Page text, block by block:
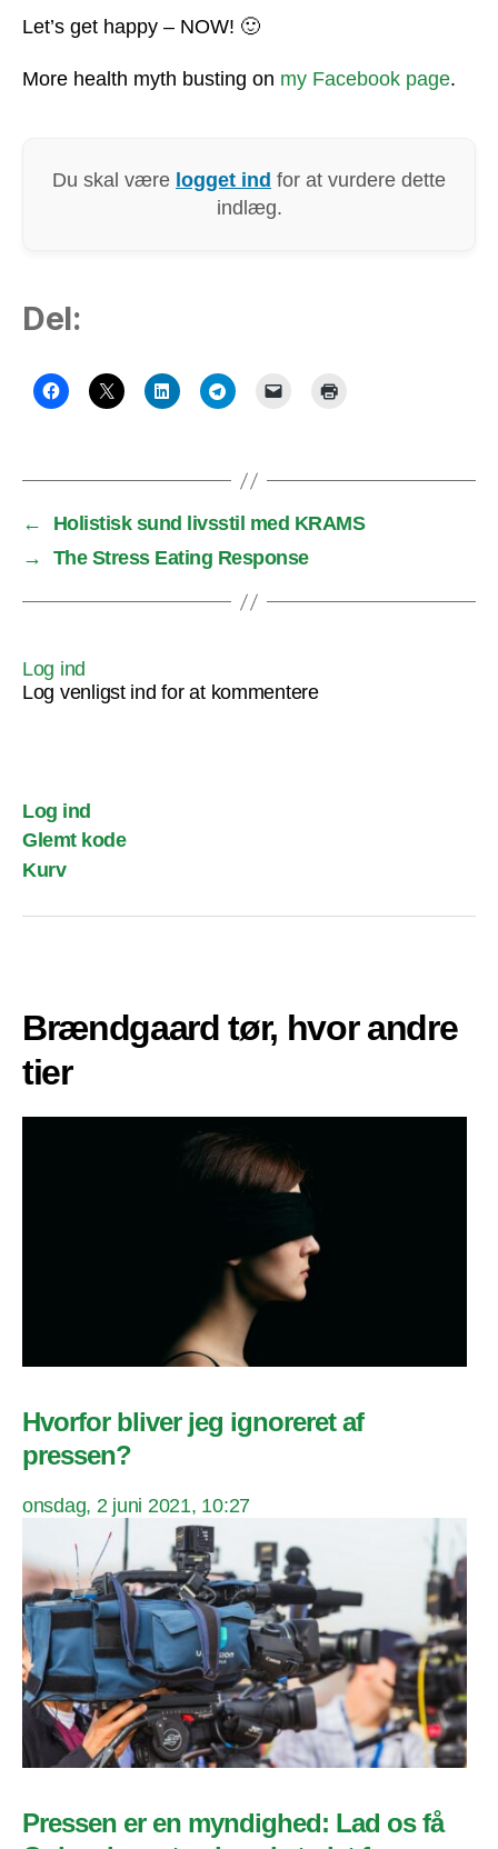
Let’s get happy – NOW! 🙂
More health myth busting on my Facebook page.
Du skal være logget ind for at vurdere dette
indlæg.
Del:
←
Holistisk sund livsstil med KRAMS
→
The Stress Eating Response
Log ind
Log venligst ind for at kommentere
Log ind
Glemt kode
Kurv
Brændgaard tør, hvor andre
tier
Hvorfor bliver jeg ignoreret af
pressen?
onsdag, 2 juni 2021, 10:27
Pressen er en myndighed: Lad os få